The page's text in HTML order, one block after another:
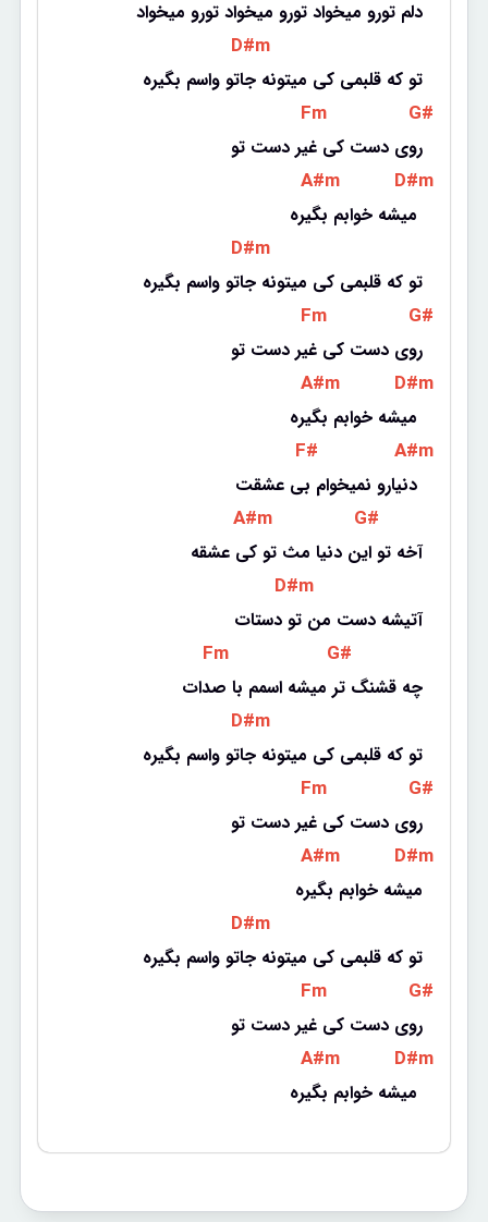
دلم تورو میخواد تورو میخواد تورو میخواد
D#m
تو که قلبمی کی میتونه جاتو واسم بگیره
Fm G#
روی دست کی غیر دست تو
A#m D#m
D#m
تو که قلبمی کی میتونه جاتو واسم بگیره
Fm G#
روی دست کی غیر دست تو
A#m D#m
F# A#m
دنیارو نمیخوام بی عشقت
A#m G#
آخه تو این دنیا مث تو کی عشقه
D#m
آتیشه دست من تو دستات
Fm G#
چه قشنگ تر میشه اسمم با صدات
D#m
تو که قلبمی کی میتونه جاتو واسم بگیره
Fm G#
روی دست کی غیر دست تو
A#m D#m
میشه خوابم بگیره
D#m
تو که قلبمی کی میتونه جاتو واسم بگیره
Fm G#
روی دست کی غیر دست تو
A#m D#m